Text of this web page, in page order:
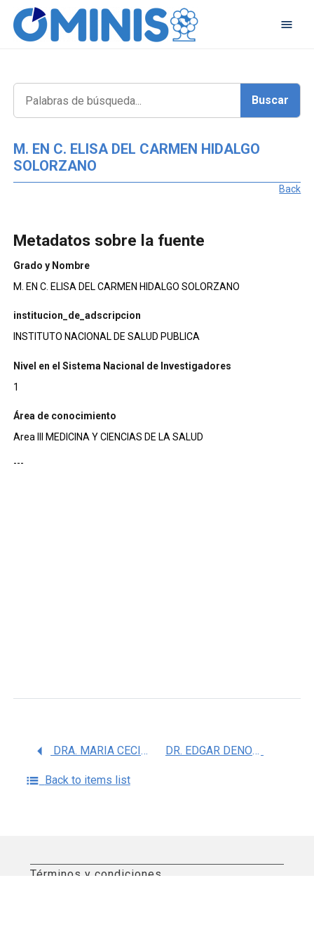
M. EN C. ELISA DEL CARMEN HIDALGO
SOLORZANO
Back
Metadatos sobre la fuente
Grado y Nombre
M. EN C. ELISA DEL CARMEN HIDALGO SOLORZANO
institucion_de_adscripcion
INSTITUTO NACIONAL DE SALUD PUBLICA
Nivel en el Sistema Nacional de Investigadores
1
Área de conocimiento
Area III MEDICINA Y CIENCIAS DE LA SALUD
---
DRA. MARIA CECILIA GONZALEZ ROBLEDO DR. EDGAR DENOVA GUTIERREZ
Back to items list
Términos y condiciones